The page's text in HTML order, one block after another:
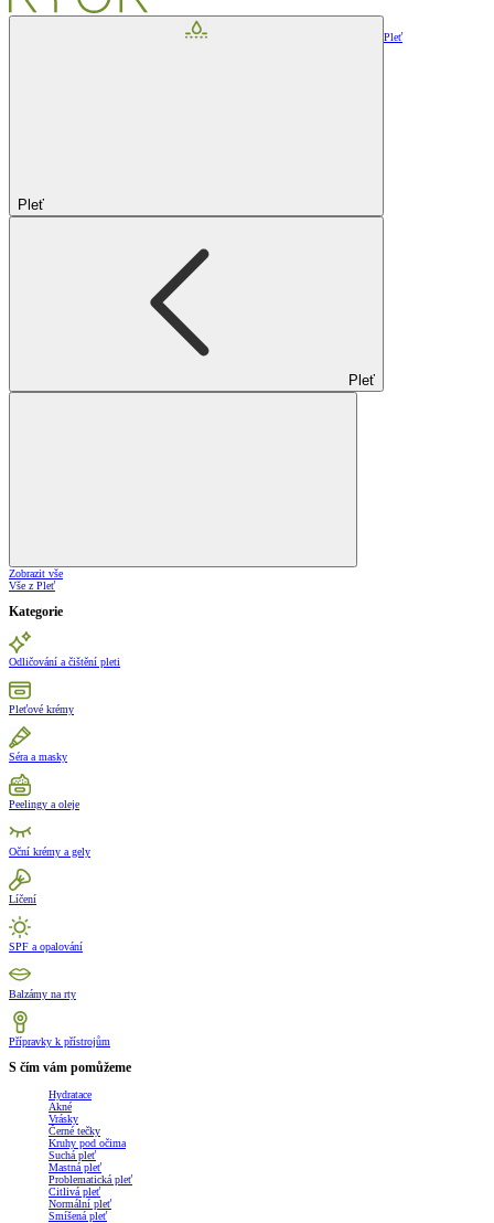
Pleť
Pleť
Pleť
Zobrazit vše
Vše z Pleť
Kategorie
Odličování a čištění pleti
Pleťové krémy
Séra a masky
Peelingy a oleje
Oční krémy a gely
Líčení
SPF a opalování
Balzámy na rty
Přípravky k přístrojům
S čím vám pomůžeme
Hydratace
Akné
Vrásky
Černé tečky
Kruhy pod očima
Suchá pleť
Mastná pleť
Problematická pleť
Citlivá pleť
Normální pleť
Smíšená pleť